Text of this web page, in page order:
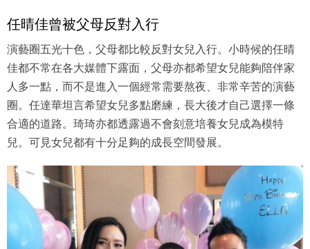
任晴佳曾被父母反對入行
演藝圈五光十色，父母都比較反對女兒入行。小時候的任晴
佳都不常在各大媒體下露面，父母亦都希望女兒能夠陪伴家
人多一點，而不是進入一個經常需要熬夜、非常辛苦的演藝
圈。任達華坦言希望女兒多點磨練，長大後才自己選擇一條
合適的道路。琦琦亦都透露過不會刻意培養女兒成為模特
兒。可見女兒都有十分足夠的成長空間發展。